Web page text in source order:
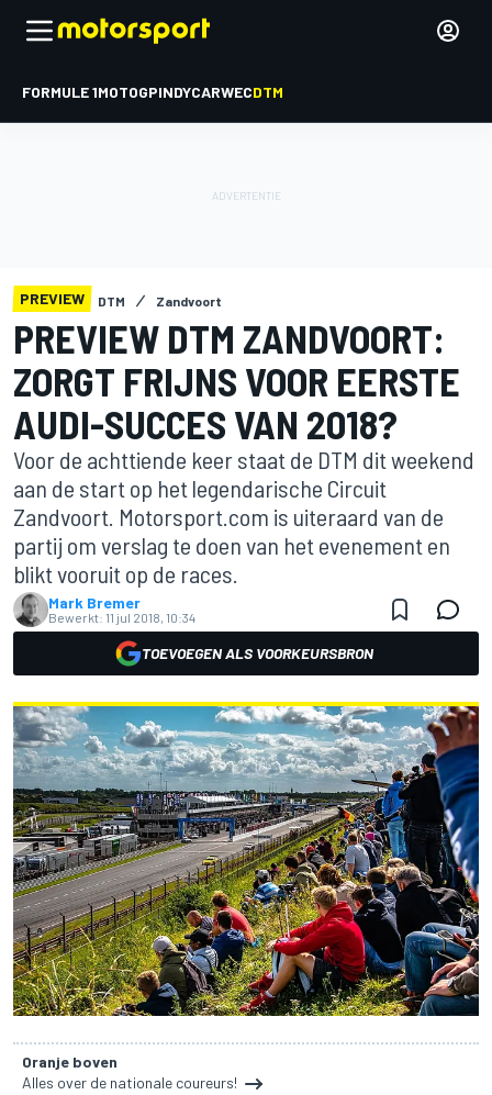
FORMULE 1MOTOGPINDYCARWECDTM
PREVIEW DTM Zandvoort
PREVIEW DTM ZANDVOORT:
ZORGT FRIJNS VOOR EERSTE
AUDI-SUCCES VAN 2018?
Voor de achttiende keer staat de DTM dit weekend
aan de start op het legendarische Circuit
Zandvoort. Motorsport.com is uiteraard van de
partij om verslag te doen van het evenement en
blikt vooruit op de races.
Mark Bremer
Bewerkt: 11 jul 2018, 10:34
TOEVOEGEN ALS VOORKEURSBRON
Oranje boven
Alles over de nationale coureurs!